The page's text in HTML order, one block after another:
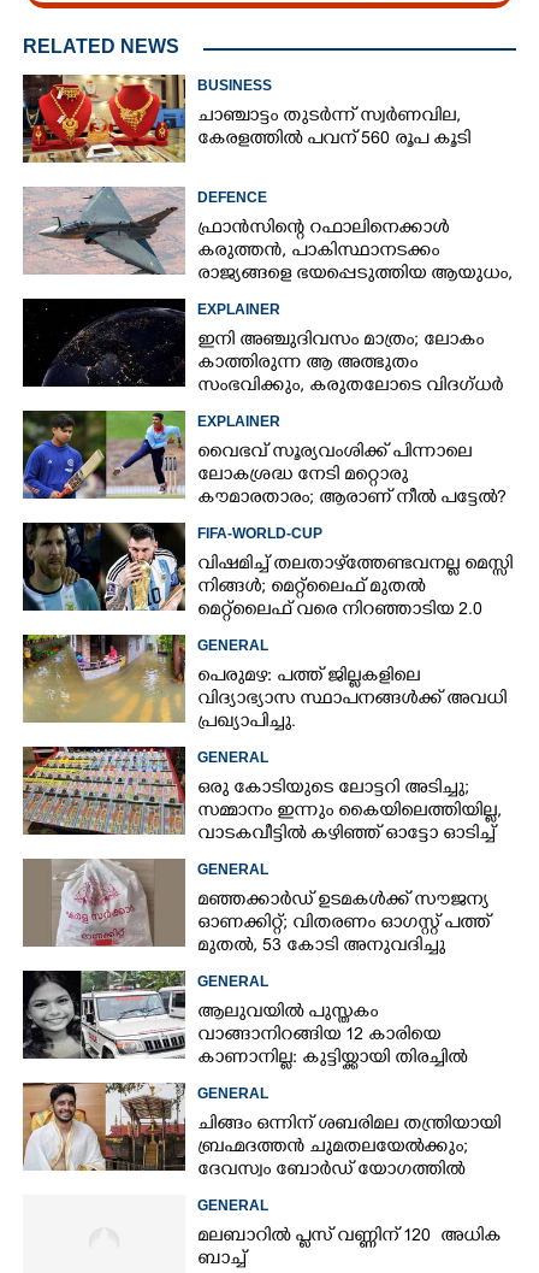
RELATED NEWS
BUSINESS
ചാഞ്ചാട്ടം തുടർന്ന് സ്വർണവില,
കേരളത്തിൽ പവന് 560 രൂപ കൂടി
DEFENCE
ഫ്രാൻസിന്റെ റഫാലിനെക്കാൾ
കരുത്തൻ,​ പാകിസ്ഥാനടക്കം
രാജ്യങ്ങളെ ഭയപ്പെടുത്തിയ ആയുധം,​
EXPLAINER
ഇനി അഞ്ചുദിവസം മാത്രം; ലോകം
കാത്തിരുന്ന ആ അത്ഭുതം
സംഭവിക്കും, കരുതലോടെ വിദഗ്ധർ
EXPLAINER
വൈഭവ് സൂര്യവംശിക്ക് പിന്നാലെ
ലോകശ്രദ്ധ നേടി മറ്റൊരു
കൗമാരതാരം; ആരാണ് നീൽ പട്ടേൽ?
FIFA-WORLD-CUP
വിഷമിച്ച് തലതാഴ്‌ത്തേണ്ടവനല്ല മെസ്സി
നിങ്ങള്‍; മെറ്റ്‌ലൈഫ് മുതല്‍
മെറ്റ്‌ലൈഫ് വരെ നിറഞ്ഞാടിയ 2.0
GENERAL
പെരുമഴ: പത്ത് ജില്ലകളിലെ
വിദ്യാഭ്യാസ സ്ഥാപനങ്ങൾക്ക് അവധി
പ്രഖ്യാപിച്ചു.
GENERAL
ഒരു കോടിയുടെ ലോട്ടറി അടിച്ചു;
സമ്മാനം ഇന്നും കൈയിലെത്തിയില്ല,
വാടകവീട്ടിൽ കഴിഞ്ഞ് ഓട്ടോ ഓടിച്ച്
GENERAL
മഞ്ഞക്കാർഡ് ഉടമകൾക്ക് സൗജന്യ
ഓണക്കിറ്റ്; വിതരണം ഓഗസ്റ്റ് പത്ത്
മുതൽ, 53 കോടി അനുവദിച്ചു
GENERAL
ആലുവയിൽ പുസ്തകം
വാങ്ങാനിറങ്ങിയ 12 കാരിയെ
കാണാനില്ല: കുട്ടിയ്ക്കായി തിരച്ചിൽ
GENERAL
ചിങ്ങം ഒന്നിന് ശബരിമല തന്ത്രിയായി
ബ്രഹ്മദത്തൻ ചുമതലയേൽക്കും;
ദേവസ്വം ബോർഡ് യോഗത്തിൽ
GENERAL
മലബാറിൽ പ്ലസ് വണ്ണിന് 120 അധിക
ബാച്ച്